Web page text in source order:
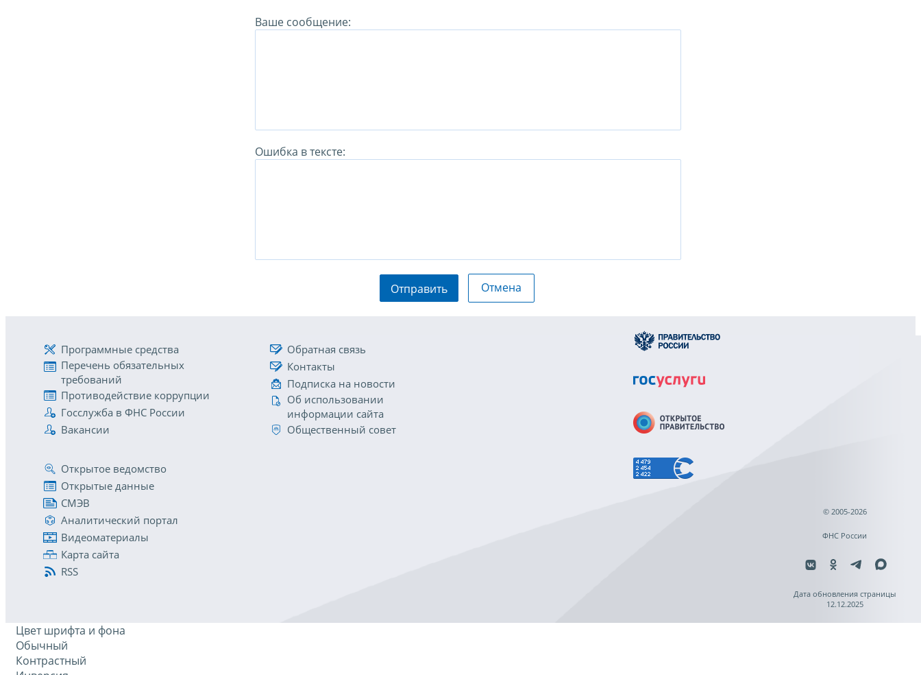
Ваше сообщение:
Ошибка в тексте:
Отправить Отмена
Программные средства
Перечень обязательных
требований
Противодействие коррупции
Госслужба в ФНС России
Вакансии
Обратная связь
Контакты
Подписка на новости
Об использовании
информации сайта
Общественный совет
Открытое ведомство
Открытые данные
СМЭВ
Аналитический портал
Видеоматериалы
Карта сайта
RSS
© 2005-2026
ФНС России
Дата обновления страницы
12.12.2025
Цвет шрифта и фона
Обычный
Контрастный